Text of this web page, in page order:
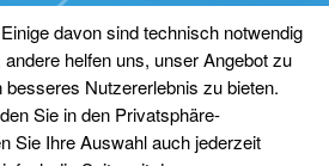
Europe GmbH
|AGB (Online)|AGB
| Vertrag widerrufen
davon sind technisch notwendig
helfen uns, unser Angebot zu
Nutzererlebnis zu bieten.
Sie in den Privatsphäre-
Sie Ihre Auswahl auch jederzeit